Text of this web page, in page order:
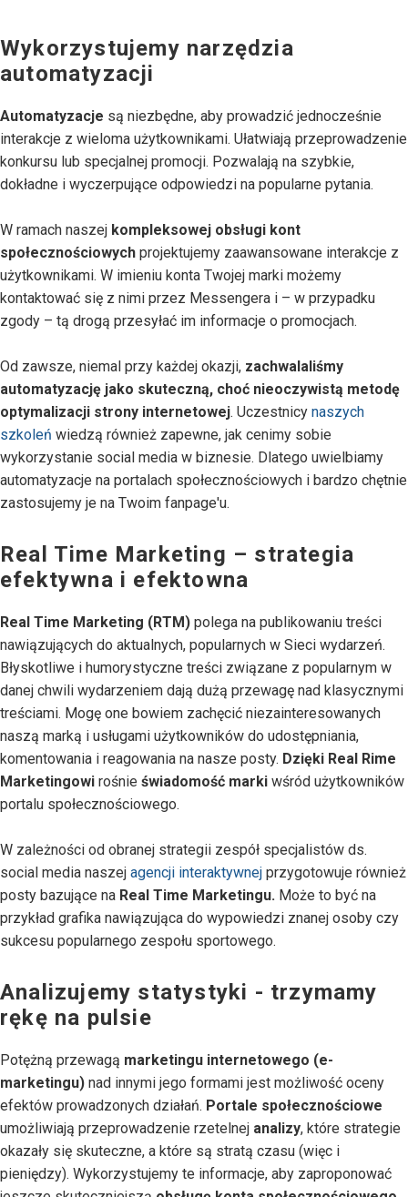
Wykorzystujemy narzędzia
automatyzacji
Automatyzacje są niezbędne, aby prowadzić jednocześnie
interakcje z wieloma użytkownikami. Ułatwiają przeprowadzenie
konkursu lub specjalnej promocji. Pozwalają na szybkie,
dokładne i wyczerpujące odpowiedzi na popularne pytania.
W ramach naszej kompleksowej obsługi kont
społecznościowych projektujemy zaawansowane interakcje z
użytkownikami. W imieniu konta Twojej marki możemy
kontaktować się z nimi przez Messengera i – w przypadku
zgody – tą drogą przesyłać im informacje o promocjach.
Od zawsze, niemal przy każdej okazji, zachwalaliśmy
automatyzację jako skuteczną, choć nieoczywistą metodę
optymalizacji strony internetowej. Uczestnicy naszych
szkoleń wiedzą również zapewne, jak cenimy sobie
wykorzystanie social media w biznesie. Dlatego uwielbiamy
automatyzacje na portalach społecznościowych i bardzo chętnie
zastosujemy je na Twoim fanpage'u.
Real Time Marketing – strategia
efektywna i efektowna
Real Time Marketing (RTM) polega na publikowaniu treści
nawiązujących do aktualnych, popularnych w Sieci wydarzeń.
Błyskotliwe i humorystyczne treści związane z popularnym w
danej chwili wydarzeniem dają dużą przewagę nad klasycznymi
treściami. Mogę one bowiem zachęcić niezainteresowanych
naszą marką i usługami użytkowników do udostępniania,
komentowania i reagowania na nasze posty. Dzięki Real Rime
Marketingowi rośnie świadomość marki wśród użytkowników
portalu społecznościowego.
W zależności od obranej strategii zespół specjalistów ds.
social media naszej agencji interaktywnej przygotowuje również
posty bazujące na Real Time Marketingu. Może to być na
przykład grafika nawiązująca do wypowiedzi znanej osoby czy
sukcesu popularnego zespołu sportowego.
Analizujemy statystyki - trzymamy
rękę na pulsie
Potężną przewagą marketingu internetowego (e-
marketingu) nad innymi jego formami jest możliwość oceny
efektów prowadzonych działań. Portale społecznościowe
umożliwiają przeprowadzenie rzetelnej analizy, które strategie
okazały się skuteczne, a które są stratą czasu (więc i
pieniędzy). Wykorzystujemy te informacje, aby zaproponować